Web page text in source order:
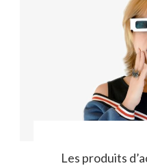
Les produits